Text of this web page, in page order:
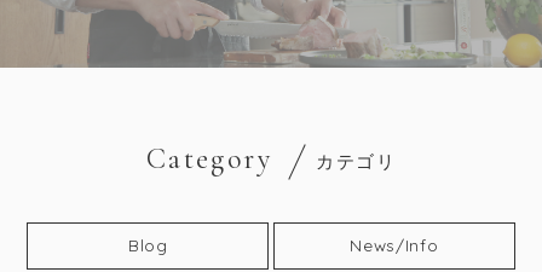
Category カテゴリ
Blog News/Info